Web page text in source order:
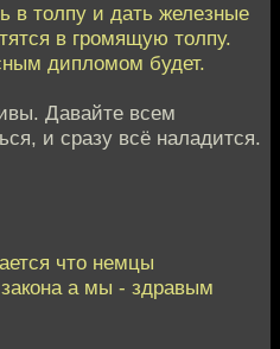
в толпу и дать железные
в громящую толпу.
дипломом будет.
Давайте всем
и сразу всё наладится.
что немцы
а мы - здравым